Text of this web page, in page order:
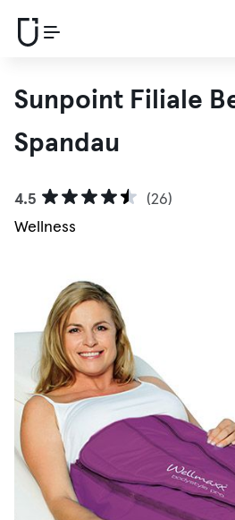
Sunpoint Filiale
Spandau
4.5
(26)
Wellness